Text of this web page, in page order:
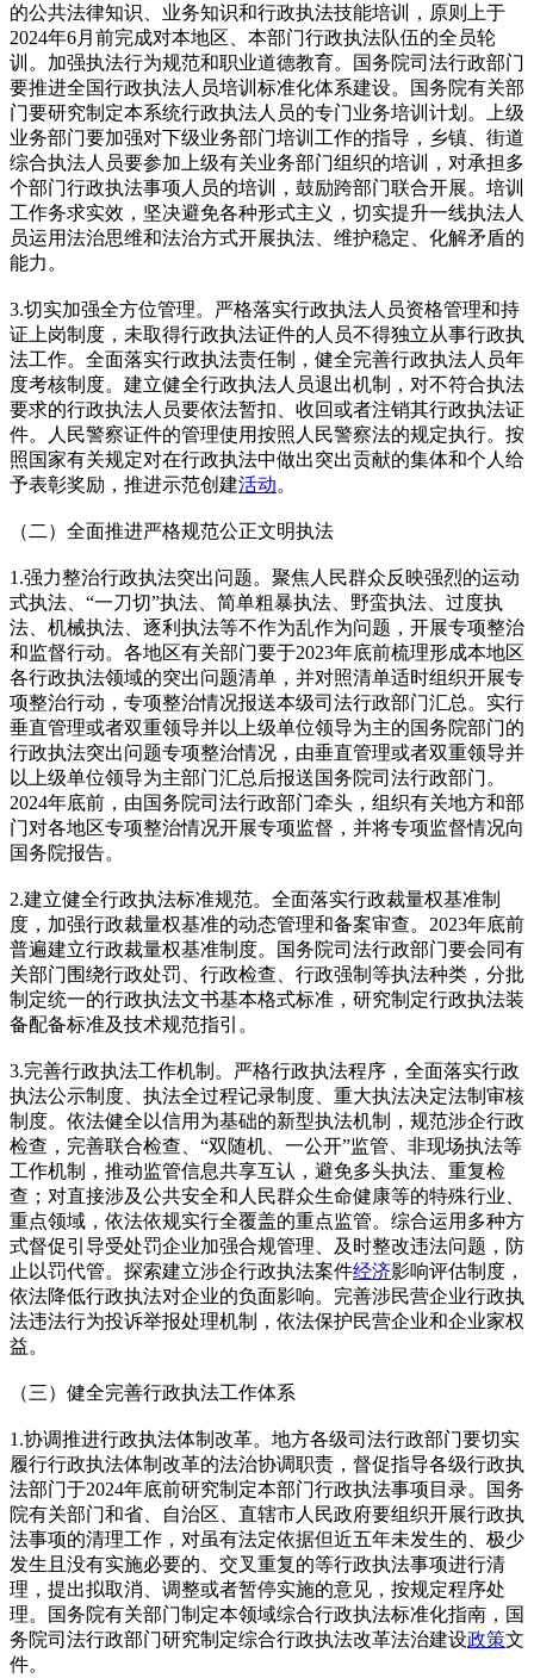
的公共法律知识、业务知识和行政执法技能培训，原则上于
2024年6月前完成对本地区、本部门行政执法队伍的全员轮
训。加强执法行为规范和职业道德教育。国务院司法行政部门
要推进全国行政执法人员培训标准化体系建设。国务院有关部
门要研究制定本系统行政执法人员的专门业务培训计划。上级
业务部门要加强对下级业务部门培训工作的指导，乡镇、街道
综合执法人员要参加上级有关业务部门组织的培训，对承担多
个部门行政执法事项人员的培训，鼓励跨部门联合开展。培训
工作务求实效，坚决避免各种形式主义，切实提升一线执法人
员运用法治思维和法治方式开展执法、维护稳定、化解矛盾的
能力。
3.切实加强全方位管理。严格落实行政执法人员资格管理和持
证上岗制度，未取得行政执法证件的人员不得独立从事行政执
法工作。全面落实行政执法责任制，健全完善行政执法人员年
度考核制度。建立健全行政执法人员退出机制，对不符合执法
要求的行政执法人员要依法暂扣、收回或者注销其行政执法证
件。人民警察证件的管理使用按照人民警察法的规定执行。按
照国家有关规定对在行政执法中做出突出贡献的集体和个人给
予表彰奖励，推进示范创建活动。
（二）全面推进严格规范公正文明执法
1.强力整治行政执法突出问题。聚焦人民群众反映强烈的运动
式执法、“一刀切”执法、简单粗暴执法、野蛮执法、过度执
法、机械执法、逐利执法等不作为乱作为问题，开展专项整治
和监督行动。各地区有关部门要于2023年底前梳理形成本地区
各行政执法领域的突出问题清单，并对照清单适时组织开展专
项整治行动，专项整治情况报送本级司法行政部门汇总。实行
垂直管理或者双重领导并以上级单位领导为主的国务院部门的
行政执法突出问题专项整治情况，由垂直管理或者双重领导并
以上级单位领导为主部门汇总后报送国务院司法行政部门。
2024年底前，由国务院司法行政部门牵头，组织有关地方和部
门对各地区专项整治情况开展专项监督，并将专项监督情况向
国务院报告。
2.建立健全行政执法标准规范。全面落实行政裁量权基准制
度，加强行政裁量权基准的动态管理和备案审查。2023年底前
普遍建立行政裁量权基准制度。国务院司法行政部门要会同有
关部门围绕行政处罚、行政检查、行政强制等执法种类，分批
制定统一的行政执法文书基本格式标准，研究制定行政执法装
备配备标准及技术规范指引。
3.完善行政执法工作机制。严格行政执法程序，全面落实行政
执法公示制度、执法全过程记录制度、重大执法决定法制审核
制度。依法健全以信用为基础的新型执法机制，规范涉企行政
检查，完善联合检查、“双随机、一公开”监管、非现场执法等
工作机制，推动监管信息共享互认，避免多头执法、重复检
查；对直接涉及公共安全和人民群众生命健康等的特殊行业、
重点领域，依法依规实行全覆盖的重点监管。综合运用多种方
式督促引导受处罚企业加强合规管理、及时整改违法问题，防
止以罚代管。探索建立涉企行政执法案件经济影响评估制度，
依法降低行政执法对企业的负面影响。完善涉民营企业行政执
法违法行为投诉举报处理机制，依法保护民营企业和企业家权
益。
（三）健全完善行政执法工作体系
1.协调推进行政执法体制改革。地方各级司法行政部门要切实
履行行政执法体制改革的法治协调职责，督促指导各级行政执
法部门于2024年底前研究制定本部门行政执法事项目录。国务
院有关部门和省、自治区、直辖市人民政府要组织开展行政执
法事项的清理工作，对虽有法定依据但近五年未发生的、极少
发生且没有实施必要的、交叉重复的等行政执法事项进行清
理，提出拟取消、调整或者暂停实施的意见，按规定程序处
理。国务院有关部门制定本领域综合行政执法标准化指南，国
务院司法行政部门研究制定综合行政执法改革法治建设政策文
件。